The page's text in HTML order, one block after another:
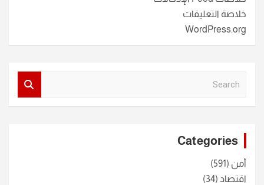
خلاصة التعليقات
WordPress.org
Categories
أمن (591)
اقتصاد (34)